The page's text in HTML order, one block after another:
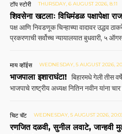
टॉप स्टोरी THURSDAY, 6 AUGUST 2026, 8:11
शिवसेना खटलाः विधिमंडळ पक्षापेक्षा
पक्ष आणि निवडणूक चिन्हाच्या वादावर उद्धव
प्रकरणाची सर्वोच्च न्यायालयात बुधवारी, ५
माय व्हॉईस WEDNESDAY, 5 AUGUST 2026,
भाजपाला इशाराघंटा! बिहारमधे गेली तीस
भाजपाचे राष्ट्रीय अध्यक्ष नितिन नवीन यांना
चिट चॅट WEDNESDAY, 5 AUGUST 2026,
रणजित दळवी, सुनील लवाटे, जान्हवी